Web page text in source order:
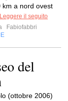
km a nord ovest
Leggere il seguito
Fabiofabbri
del
(ottobre 2006)